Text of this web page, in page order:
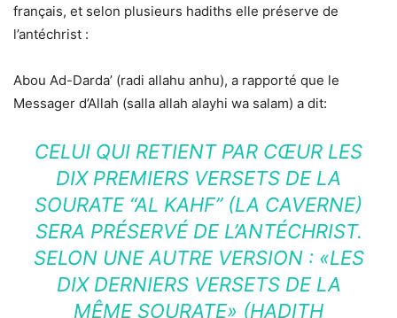
français, et selon plusieurs hadiths elle préserve de
l’antéchrist :
Abou Ad-Darda’ (radi allahu anhu), a rapporté que le
Messager d’Allah (salla allah alayhi wa salam) a dit:
CELUI QUI RETIENT PAR CŒUR LES
DIX PREMIERS VERSETS DE LA
SOURATE “AL KAHF” (LA CAVERNE)
SERA PRÉSERVÉ DE L’ANTÉCHRIST.
SELON UNE AUTRE VERSION : «LES
DIX DERNIERS VERSETS DE LA
MÊME SOURATE» (HADITH